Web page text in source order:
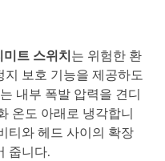
트 스위치는 위험한 환
보호 기능을 제공하도
내부 폭발 압력을 견디
온도 아래로 냉각합니
티와 헤드 사이의 확장
줍니다.